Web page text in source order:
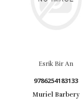
Esrik Bir An
9786254183133
Muriel Barbery